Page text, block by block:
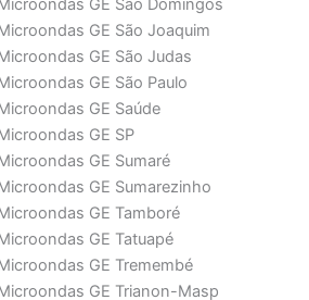
GE São Domingos
GE São Joaquim
GE São Judas
GE São Paulo
GE Saúde
GE SP
GE Sumaré
GE Sumarezinho
GE Tamboré
GE Tatuapé
GE Tremembé
GE Trianon-Masp